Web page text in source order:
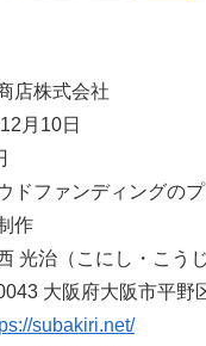
店株式会社
月10日
ドファンディングの
作
光治（こにし・こうじ
大阪府大阪市平野
subakiri.net/